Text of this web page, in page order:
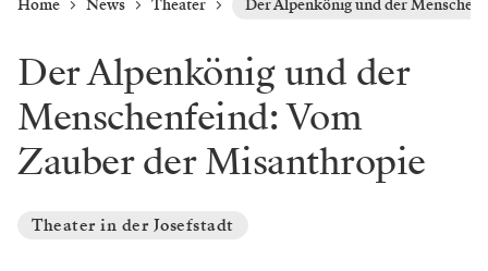
Home News Theater Der Alpenkönig und der
Der Alpenkönig und der
Menschenfeind: Vom
Zauber der Misanthropie
Theater in der Josefstadt